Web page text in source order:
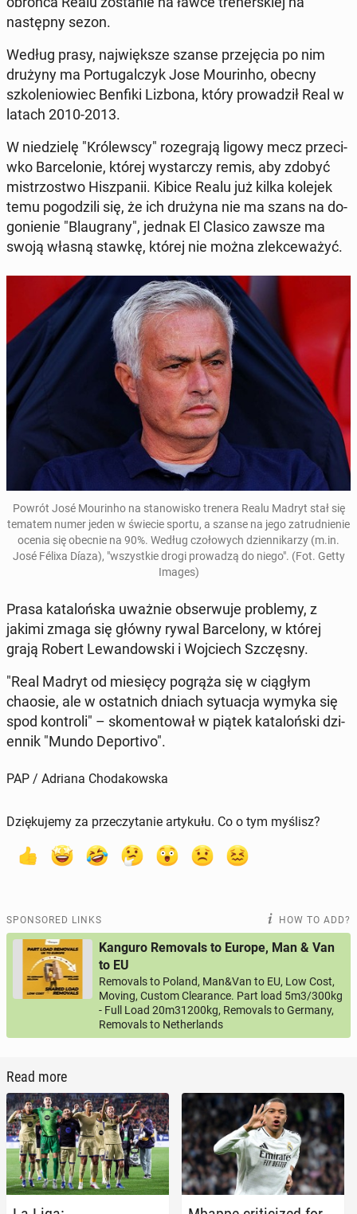
następ­ny sezon.
Według prasy, na­jwięk­sze szanse prze­ję­cia po nim
drużyny ma Por­tu­gal­czyk Jose Mour­in­ho, obecny
szkole­niowiec Benfiki Lizbona, który prowadz­ił Real w
latach 2010-2013.
W niedzielę "Królews­cy" roze­gra­ją ligowy mecz prze­ci­
wko Barcelonie, której wystar­czy remis, aby zdobyć
mis­tr­zost­wo Hisz­panii. Kibice Realu już kilka kolejek
temu pogodzili się, że ich drużyna nie ma szans na do­
go­nie­nie "Blau­grany", jednak El Clasico zawsze ma
swoją własną stawkę, której nie można zlekce­ważyć.
Powrót José Mour­in­hona stanowisko trenera Realu Madryt stał się
tematem numer jeden w świecie sportu, a szanse na jego za­trud­nie­nie
ocenia się obecnie na 90%. Według czołowych dzi­en­nikarzy (m.in.
José Félixa Díaza), "wszys­tkie drogi prowadzą do niego". (Fot. Getty
Images)
Prasa kat­alońs­ka uważnie ob­ser­wu­je prob­le­my, z
jakimi zmaga się główny rywal Barcelony, w której
grają Robert Lewandows­ki i Wo­j­ciech Szczęs­ny.
"Real Madryt od miesię­cy pogrąża się w ciągłym
chaosie, ale w os­tat­nich dniach sytu­ac­ja wymyka się
spod kon­troli" – sko­men­tował w piątek kat­alońs­ki dzi­
en­nik "Mundo De­porti­vo".
PAP / Adriana Chodakowska
Dziękujemy za przeczytanie artykułu. Co o tym myślisz?
SPONSORED LINKS HOW TO ADD?
Kanguro Removals to Europe, Man & Van
to EU
Removals to Poland, Man&Van to EU, Low Cost,
Moving, Custom Clearance. Part load 5m3/300kg
- Full Load 20m31200kg, Removals to Germany,
Removals to Netherlands
Read more